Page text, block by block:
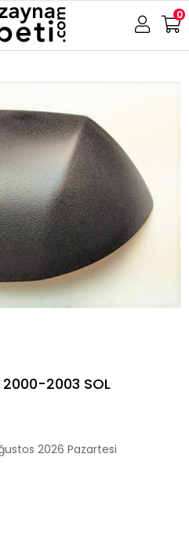
0
2000-2003 SOL
2026 Pazartesi